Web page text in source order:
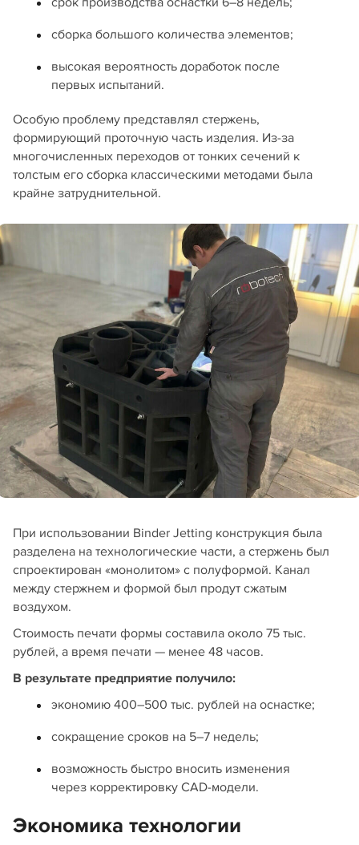
сборка большого количества элементов;
высокая вероятность доработок после
первых испытаний.
Особую проблему представлял стержень,
формирующий проточную часть изделия. Из-за
многочисленных переходов от тонких сечений к
толстым его сборка классическими методами была
крайне затруднительной.
При использовании Binder Jetting конструкция была
разделена на технологические части, а стержень был
спроектирован «монолитом» с полуформой. Канал
между стержнем и формой был продут сжатым
воздухом.
Стоимость печати формы составила около 75 тыс.
рублей, а время печати — менее 48 часов.
В результате предприятие получило:
экономию 400–500 тыс. рублей на оснастке;
сокращение сроков на 5–7 недель;
возможность быстро вносить изменения
через корректировку CAD-модели.
Экономика технологии